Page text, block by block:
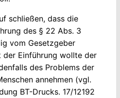
schließen, dass die
des § 22 Abs. 3
vom Gesetzgeber
Einführung wollte der
des Problems der
annehmen (vgl.
BT-Drucks. 17/12192